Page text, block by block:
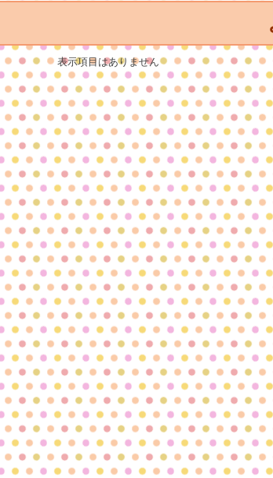
表示項目はありません